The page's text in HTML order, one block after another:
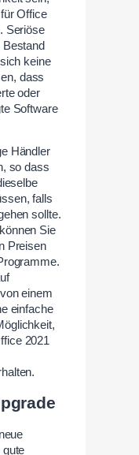
Office
Seriöse
keine
dass
oder
Software
Händler
so dass
falls
sollte.
Sie
Preisen
einem
einfache
2021
gute